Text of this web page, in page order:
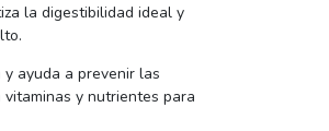
la digestibilidad ideal y
ayuda a prevenir las
y nutrientes para